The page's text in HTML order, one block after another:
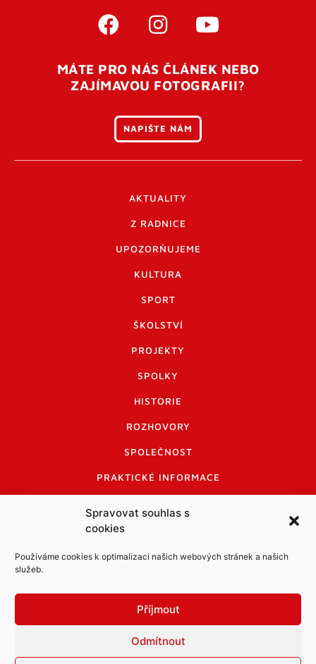
Spravovat souhlas s
cookies
Používáme cookies k optimalizaci našich webových stránek a našich
služeb.
Příjmout
Odmítnout
MÁTE PRO NÁS ČLÁNEK NEBO
ZAJÍMAVOU FOTOGRAFII?
NAPIŠTE NÁM
AKTUALITY
Z RADNICE
UPOZORŇUJEME
KULTURA
SPORT
ŠKOLSTVÍ
PROJEKTY
SPOLKY
HISTORIE
ROZHOVORY
SPOLEČNOST
PRAKTICKÉ INFORMACE
INFORMACE A KODEX DISKUTUJÍCÍCH
LOGO A LOGO MANUÁL
Informace o zpracování osobních údajů